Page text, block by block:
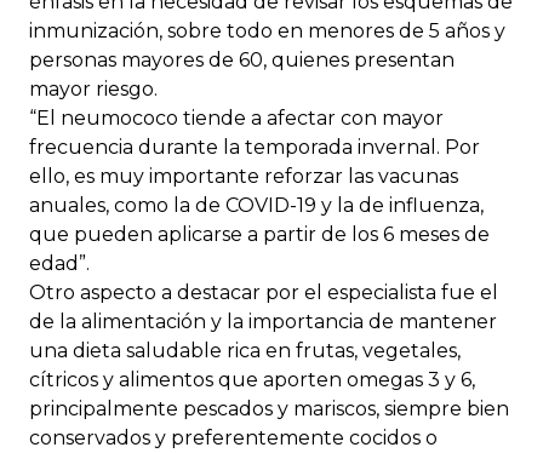
inmunización, sobre todo en menores de 5 años y
personas mayores de 60, quienes presentan
mayor riesgo.
“El neumococo tiende a afectar con mayor
frecuencia durante la temporada invernal. Por
ello, es muy importante reforzar las vacunas
anuales, como la de COVID-19 y la de influenza,
que pueden aplicarse a partir de los 6 meses de
edad”.
Otro aspecto a destacar por el especialista fue el
de la alimentación y la importancia de mantener
una dieta saludable rica en frutas, vegetales,
cítricos y alimentos que aporten omegas 3 y 6,
principalmente pescados y mariscos, siempre bien
conservados y preferentemente cocidos o